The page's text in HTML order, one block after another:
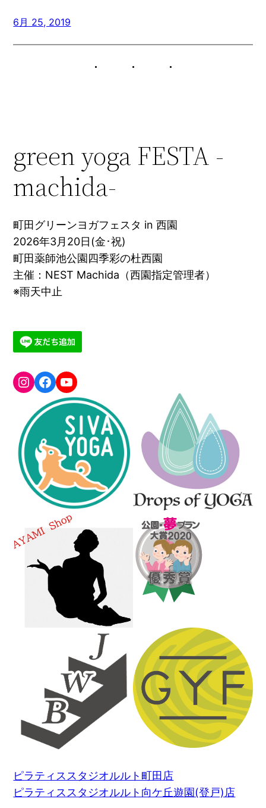
6月 25, 2019
green yoga FESTA -
machida-
町田グリーンヨガフェスタ in 西園
2026年3月20日(金･祝)
町田薬師池公園四季彩の杜西園
主催：NEST Machida（西園指定管理者）
※雨天中止
greenyogafesta Facebook YouTube
ピラティススタジオルルト町田店
ピラティススタジオルルト向ケ丘遊園(登戸)店